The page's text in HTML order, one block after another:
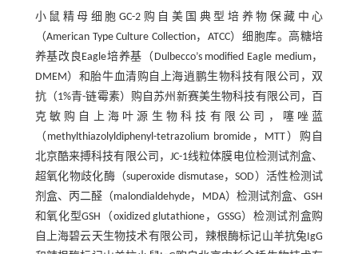
小鼠精母细胞GC-2购自美国典型培养物保藏中心
（American Type Culture Collection，ATCC）细胞库。高糖培
养基改良Eagle培养基（Dulbecco’s modified Eagle medium，
DMEM）和胎牛血清购自上海逍鹏生物科技有限公司，双
抗（1%青-链霉素）购自苏州新赛美生物科技有限公司，百
克敏购自上海叶源生物科技有限公司，噻唑蓝
（methylthiazolyldiphenyl-tetrazolium bromide，MTT）购自
北京酷来搏科技有限公司，JC-1线粒体膜电位检测试剂盒、
超氧化物歧化酶（superoxide dismutase，SOD）活性检测试
剂盒、丙二醛（malondialdehyde，MDA）检测试剂盒、GSH
和氧化型GSH（oxidized glutathione，GSSG）检测试剂盒购
自上海碧云天生物技术有限公司，辣根酶标记山羊抗兔IgG